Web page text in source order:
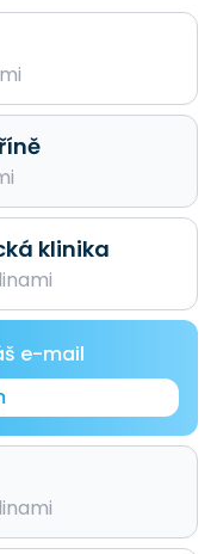
klinika
e-mail